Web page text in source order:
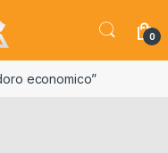
0
economico”